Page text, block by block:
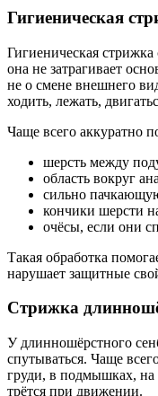
Гигиеническая
Гигиеническая
она не затрагивает
не о смене внешнего
ходить, лежать,
Чаще всего аккуратно
шерсть между
область вокруг
сильно
кончики шерсти
очёсы, если они
Такая обработка
нарушает защитные
Стрижка
У длинношёрстного
спутываться. Чаще
груди, в подмышках, на
трётся при движении.